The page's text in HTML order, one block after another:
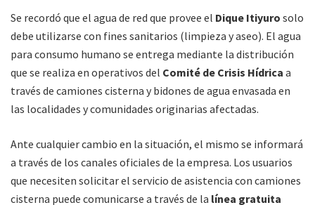
Se recordó que el agua de red que provee el Dique Itiyuro solo
debe utilizarse con fines sanitarios (limpieza y aseo). El agua
para consumo humano se entrega mediante la distribución
que se realiza en operativos del Comité de Crisis Hídrica a
través de camiones cisterna y bidones de agua envasada en
las localidades y comunidades originarias afectadas.
Ante cualquier cambio en la situación, el mismo se informará
a través de los canales oficiales de la empresa. Los usuarios
que necesiten solicitar el servicio de asistencia con camiones
cisterna puede comunicarse a través de la línea gratuita